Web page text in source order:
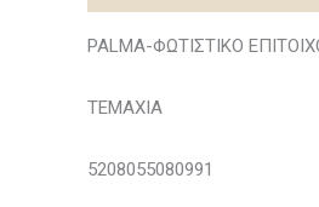
PALMA-ΦΩΤΙΣΤΙΚΟ
ΤΕΜΑΧΙΑ
5208055080991